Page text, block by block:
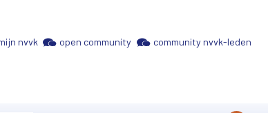
nvvk open community community nvvk-leden